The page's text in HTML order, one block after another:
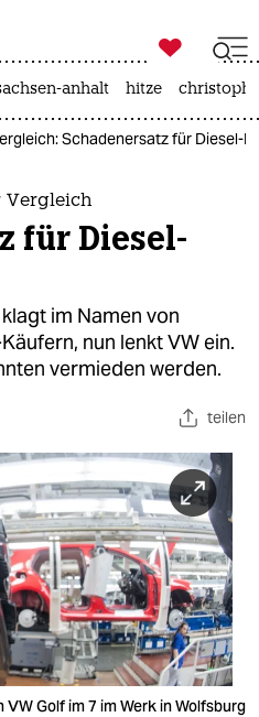
ich

taz zahl ich
anhalt hitze
Schadenersatz für Diesel-
Vergleich
für Diesel-
im Namen von
nun lenkt VW ein.
vermieden werden.
teilen
Golf im 7 im Werk in Wolfsburg